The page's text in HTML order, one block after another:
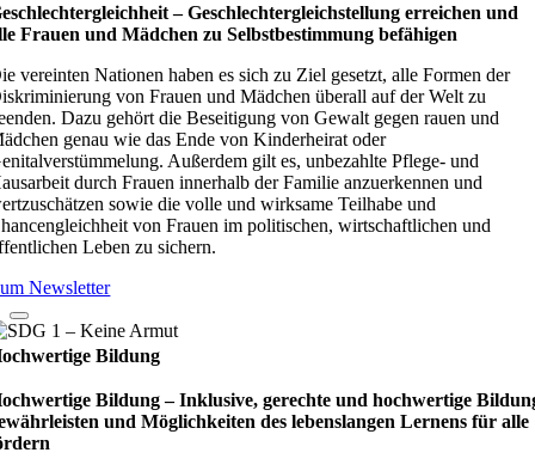
– Geschlechtergleichstellung erreichen und
Frauen und Mädchen zu Selbstbestimmung befähigen
vereinten Nationen haben es sich zu Ziel gesetzt, alle Formen der
von Frauen und Mädchen überall auf der Welt zu
Dazu gehört die Beseitigung von Gewalt gegen rauen und
genau wie das Ende von Kinderheirat oder
Außerdem gilt es, unbezahlte Pflege- und
durch Frauen innerhalb der Familie anzuerkennen und
sowie die volle und wirksame Teilhabe und
von Frauen im politischen, wirtschaftlichen und
Leben zu sichern.
Newsletter
Bildung
Bildung – Inklusive, gerechte und hochwertige
und Möglichkeiten des lebenslangen Lernens für alle